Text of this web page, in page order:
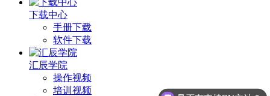
下载中心
手册下载
软件下载
汇辰学院
操作视频
培训视频